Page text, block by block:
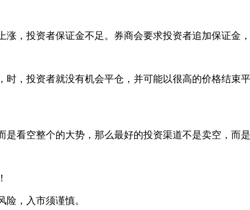
投资者保证金不足。券商会要求投资者追加保证金，
投资者就没有机会平仓，并可能以很高的价格结束
空整个的大势，那么最好的投资渠道不是卖空，而是
，入市须谨慎。